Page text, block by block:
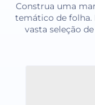
Construa uma
temático de folha.
vasta seleção